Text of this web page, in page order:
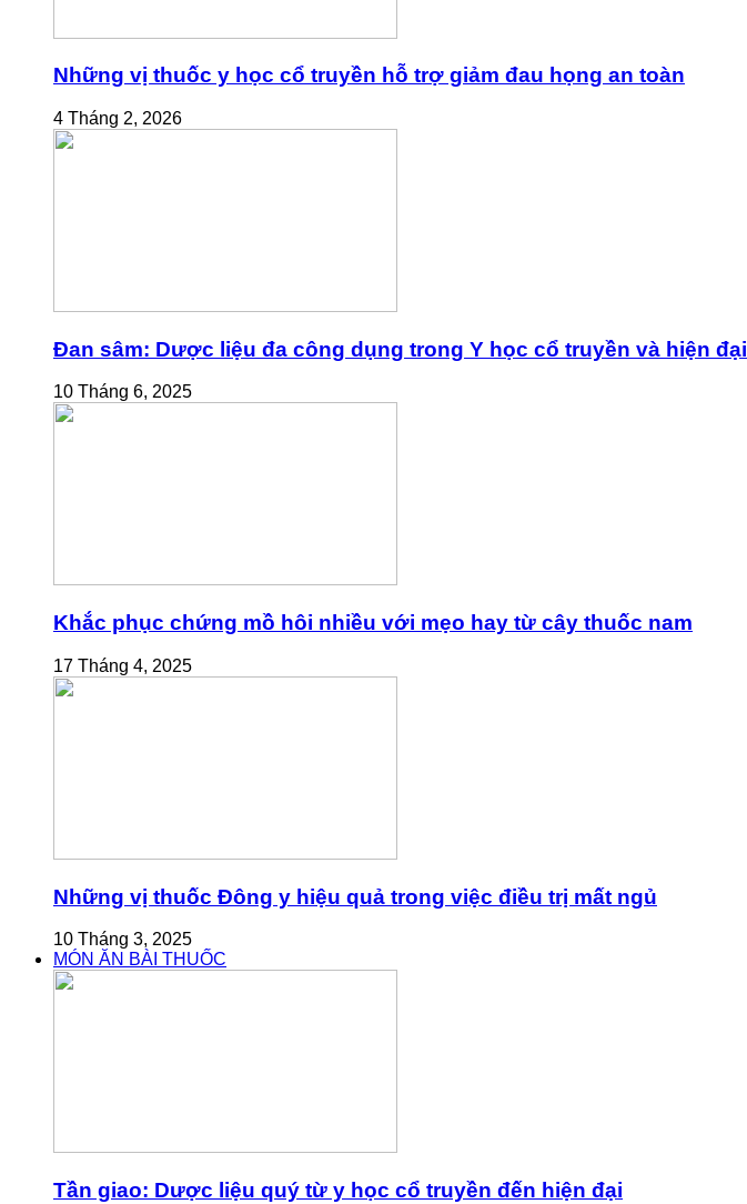
Những vị thuốc y học cổ truyền hỗ trợ giảm đau họng an toàn
4 Tháng 2, 2026
Đan sâm: Dược liệu đa công dụng trong Y học cổ truyền và hiện đại
10 Tháng 6, 2025
Khắc phục chứng mồ hôi nhiều với mẹo hay từ cây thuốc nam
17 Tháng 4, 2025
Những vị thuốc Đông y hiệu quả trong việc điều trị mất ngủ
10 Tháng 3, 2025
MÓN ĂN BÀI THUỐC
Tần giao: Dược liệu quý từ y học cổ truyền đến hiện đại